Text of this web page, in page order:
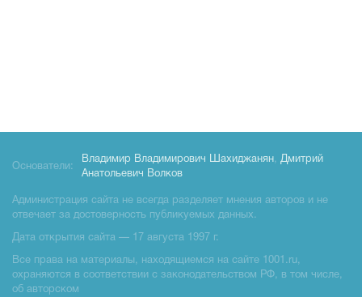
Основатели:
Владимир Владимирович Шахиджанян, Дмитрий
Анатольевич Волков
Администрация сайта не всегда разделяет мнения авторов и не
отвечает за достоверность публикуемых данных.
Дата открытия сайта — 17 августа 1997 г.
Все права на материалы, находящиемся на сайте 1001.ru,
охраняются в соответствии с законодательством РФ, в том числе,
об авторском